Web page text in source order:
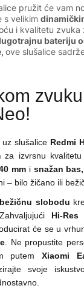
pružit će vam
s velikim
i kvalitetu zvuka
bateriju
ove slušalice
slušalice Redmi
za izvrsnu
mmi snažan bas,
– bilo žičano ili
slobodu
Hi-
će se u
. Ne propustite
putem Xiaomi
svoje